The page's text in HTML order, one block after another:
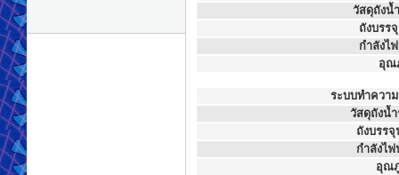
วัสดุถังน้
ถังบรร
กำลังไ
อุณ
ระบบทำควา
วัสดุถังน้
ถังบรร
กำลังไ
อุณ